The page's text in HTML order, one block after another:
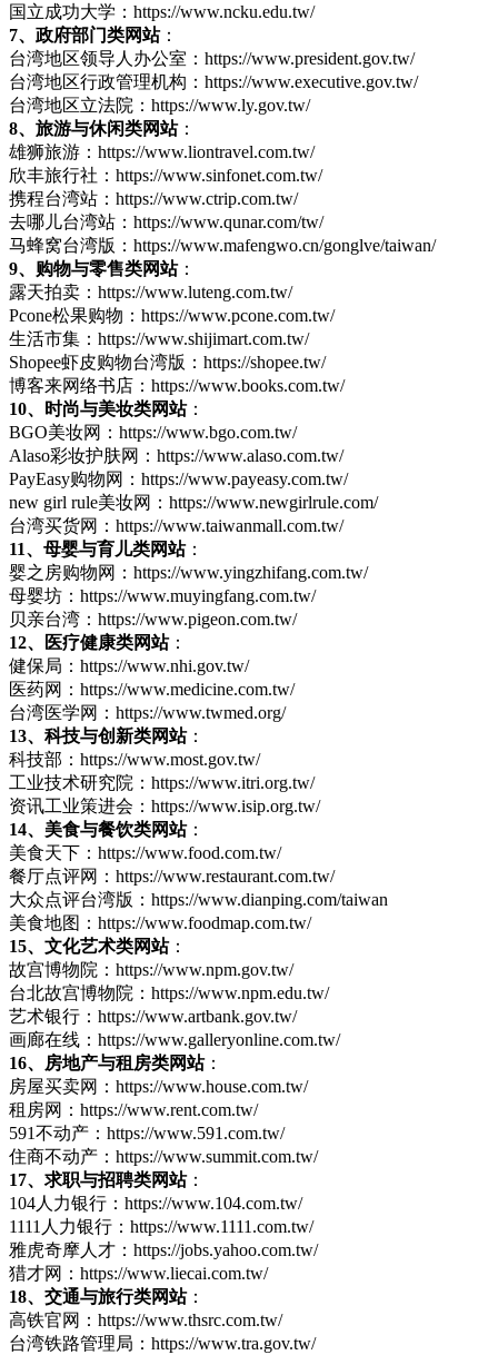
国立成功大学：https://www.ncku.edu.tw/
7、政府部门类网站：
台湾地区领导人办公室：https://www.president.gov.tw/
台湾地区行政管理机构：https://www.executive.gov.tw/
台湾地区立法院：https://www.ly.gov.tw/
8、旅游与休闲类网站：
雄狮旅游：https://www.liontravel.com.tw/
欣丰旅行社：https://www.sinfonet.com.tw/
携程台湾站：https://www.ctrip.com.tw/
去哪儿台湾站：https://www.qunar.com/tw/
马蜂窝台湾版：https://www.mafengwo.cn/gonglve/taiwan/
9、购物与零售类网站：
露天拍卖：https://www.luteng.com.tw/
Pcone松果购物：https://www.pcone.com.tw/
生活市集：https://www.shijimart.com.tw/
Shopee虾皮购物台湾版：https://shopee.tw/
博客来网络书店：https://www.books.com.tw/
10、时尚与美妆类网站：
BGO美妆网：https://www.bgo.com.tw/
Alaso彩妆护肤网：https://www.alaso.com.tw/
PayEasy购物网：https://www.payeasy.com.tw/
new girl rule美妆网：https://www.newgirlrule.com/
台湾买货网：https://www.taiwanmall.com.tw/
11、母婴与育儿类网站：
婴之房购物网：https://www.yingzhifang.com.tw/
母婴坊：https://www.muyingfang.com.tw/
贝亲台湾：https://www.pigeon.com.tw/
12、医疗健康类网站：
健保局：https://www.nhi.gov.tw/
医药网：https://www.medicine.com.tw/
台湾医学网：https://www.twmed.org/
13、科技与创新类网站：
科技部：https://www.most.gov.tw/
工业技术研究院：https://www.itri.org.tw/
资讯工业策进会：https://www.isip.org.tw/
14、美食与餐饮类网站：
美食天下：https://www.food.com.tw/
餐厅点评网：https://www.restaurant.com.tw/
大众点评台湾版：https://www.dianping.com/taiwan
美食地图：https://www.foodmap.com.tw/
15、文化艺术类网站：
故宫博物院：https://www.npm.gov.tw/
台北故宫博物院：https://www.npm.edu.tw/
艺术银行：https://www.artbank.gov.tw/
画廊在线：https://www.galleryonline.com.tw/
16、房地产与租房类网站：
房屋买卖网：https://www.house.com.tw/
租房网：https://www.rent.com.tw/
591不动产：https://www.591.com.tw/
住商不动产：https://www.summit.com.tw/
17、求职与招聘类网站：
104人力银行：https://www.104.com.tw/
1111人力银行：https://www.1111.com.tw/
雅虎奇摩人才：https://jobs.yahoo.com.tw/
猎才网：https://www.liecai.com.tw/
18、交通与旅行类网站：
高铁官网：https://www.thsrc.com.tw/
台湾铁路管理局：https://www.tra.gov.tw/